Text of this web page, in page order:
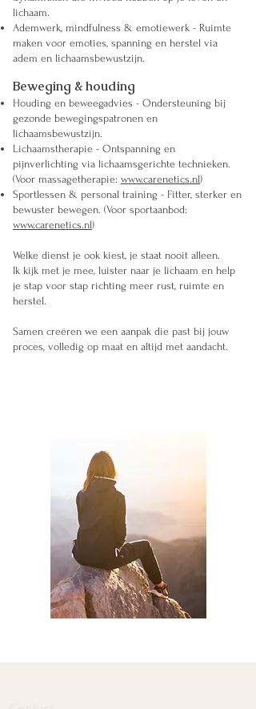
lichaam.
Ademwerk, mindfulness & emotiewerk - Ruimte
maken voor emoties, spanning en herstel via
adem en lichaamsbewustzijn.
Beweging & houding
Houding en beweegadvies - Ondersteuning bij
gezonde bewegingspatronen en
lichaamsbewustzijn.
Lichaamstherapie - Ontspanning en
pijnverlichting via lichaamsgerichte technieken.
(Voor massagetherapie: www.carenetics.nl)
Sportlessen & personal training - Fitter, sterker en
bewuster bewegen. (Voor sportaanbod:
www.carenetics.nl)
Welke dienst je ook kiest, je staat nooit alleen.
Ik kijk met je mee, luister naar je lichaam en help
je stap voor stap richting meer rust, ruimte en
herstel.
Samen creëren we een aanpak die past bij jouw
proces, volledig op maat en altijd met aandacht.